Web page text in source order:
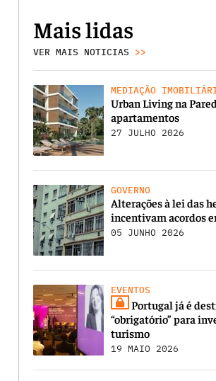
Mais lidas
VER MAIS NOTICIAS >>
MEDIAÇÃO
Urban Living na
apartamentos
27 JULHO 2026
GOVERNO
Alterações à lei das
incentivam acordos
05 JUNHO 2026
EVENTOS
Portugal já é
“obrigatório” para
turismo
19 MAIO 2026